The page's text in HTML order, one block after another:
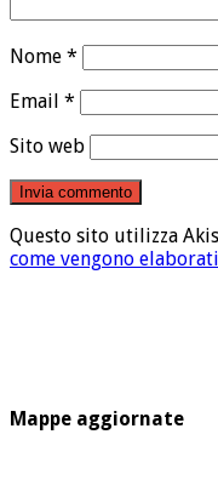
Nome *
Email *
Sito web
Questo sito utilizza
come vengono
Mappe aggiornate